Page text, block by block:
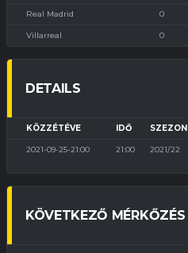
Real Madrid 0
Villarreal 0
DETAILS
KÖZZÉTÉVE IDŐ SZEZON
2021-09-25-21:00 21:00 2021/22
KÖVETKEZŐ MÉRKŐZÉS